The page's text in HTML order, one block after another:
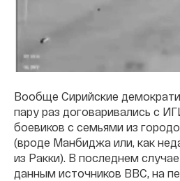
Вообще Сирийские
пару раз договаривались с
боевиков с семьями из
(вроде Манбиджа или, как
из Ракки). В последнем
данным источников BBC, на